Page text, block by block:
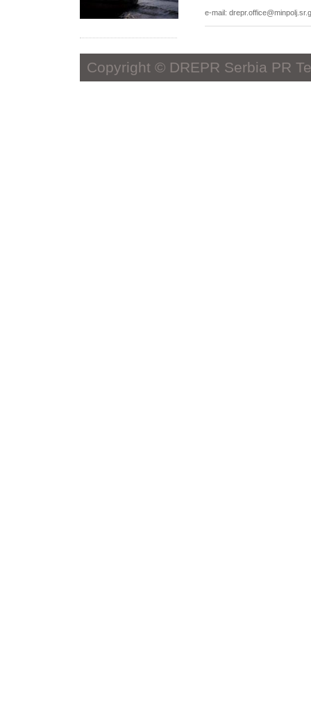
e-mail:
Copyright © DREPR Serbia PR